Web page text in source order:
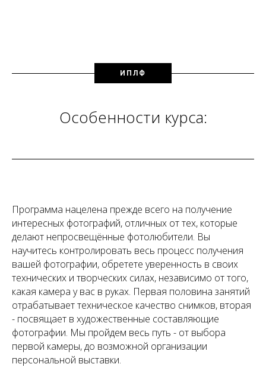
ИПЛФ
Особенности курса:
Программа нацелена прежде всего на получение
интересных фотографий, отличных от тех, которые
делают непросвещённые фотолюбители. Вы
научитесь контролировать весь процесс получения
вашей фотографии, обретете уверенность в своих
технических и творческих силах, независимо от того,
какая камера у вас в руках. Первая половина занятий
отрабатывает техническое качество снимков, вторая
- посвящает в художественные составляющие
фотографии. Мы пройдем весь путь - от выбора
первой камеры, до возможной организации
персональной выставки.